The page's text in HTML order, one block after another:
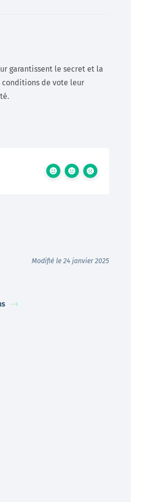
En savoir +
garantissent le secret et la
de vote leur
Modifié le 24 janvier 2025